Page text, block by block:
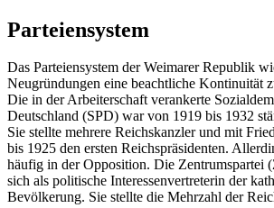
Parteiensystem
Das Parteiensystem der Weimarer Republik
Neugründungen eine beachtliche Kontinuität
Die in der Arbeiterschaft verankerte
Deutschland (SPD) war von 1919 bis 1932
Sie stellte mehrere Reichskanzler und mit
bis 1925 den ersten Reichspräsidenten.
häufig in der Opposition. Die Zentrumspartei
sich als politische Interessenvertreterin der
Bevölkerung. Sie stellte die Mehrzahl der